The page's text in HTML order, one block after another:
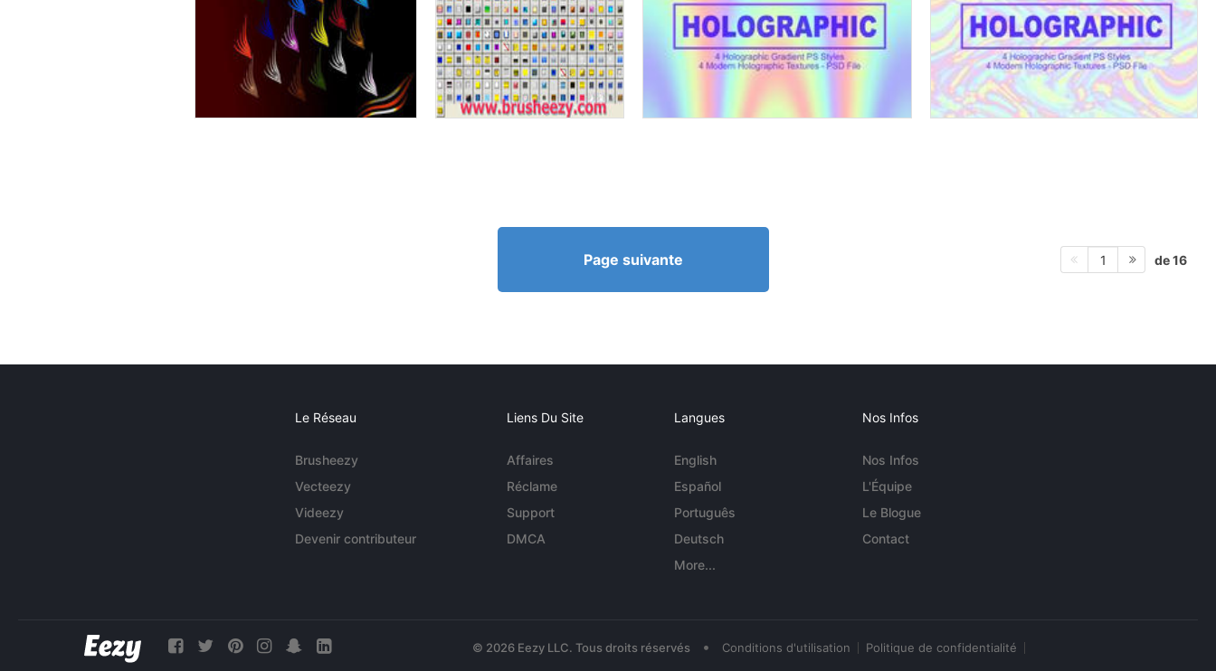
Page suivante 1 de 16
Le Réseau
Brusheezy
Vecteezy
Videezy
Devenir contributeur
Liens Du Site
Affaires
Réclame
Support
DMCA
Langues
English
Español
Português
Deutsch
More...
Nos Infos
Nos Infos
L'Équipe
Le Blogue
Contact
© 2026 Eezy LLC. Tous droits réservés • Conditions d'utilisation Politique de confidentialité